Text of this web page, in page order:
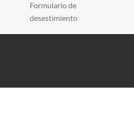
Formulario de
desestimiento